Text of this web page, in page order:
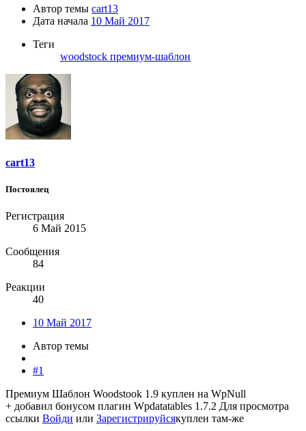
Автор темы cart13
Дата начала 10 Май 2017
Теги
woodstock премиум-шаблон
cart13
Постоялец
Регистрация
6 Май 2015
Сообщения
84
Реакции
40
10 Май 2017
Автор темы
#1
Премиум Шаблон Woodstook 1.9 куплен на WpNull
+ добавил бонусом плагин Wpdatatables 1.7.2 Для просмотра
ссылки Войди или Зарегистрируйсякуплен там-же